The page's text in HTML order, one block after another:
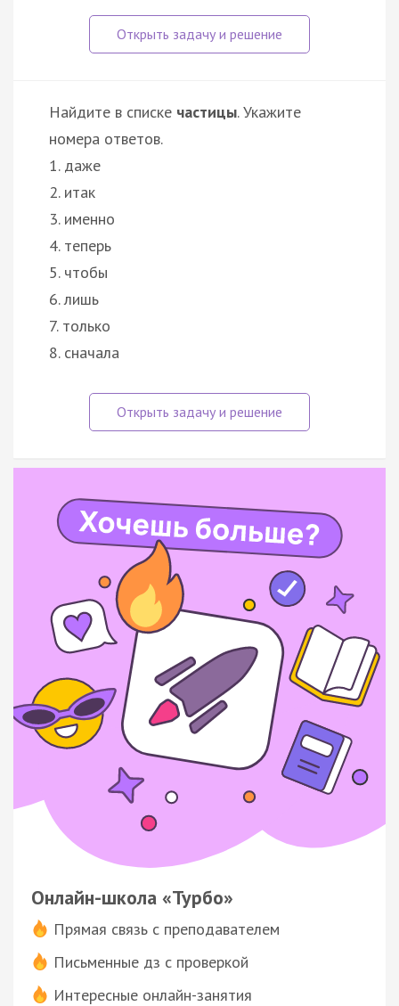
Найдите в списке частицы. Укажите
номера ответов.
1. даже
2. итак
3. именно
4. теперь
5. чтобы
6. лишь
7. только
8. сначала
Онлайн-школа «Турбо»
Прямая связь с преподавателем
Письменные дз с проверкой
Интересные онлайн-занятия